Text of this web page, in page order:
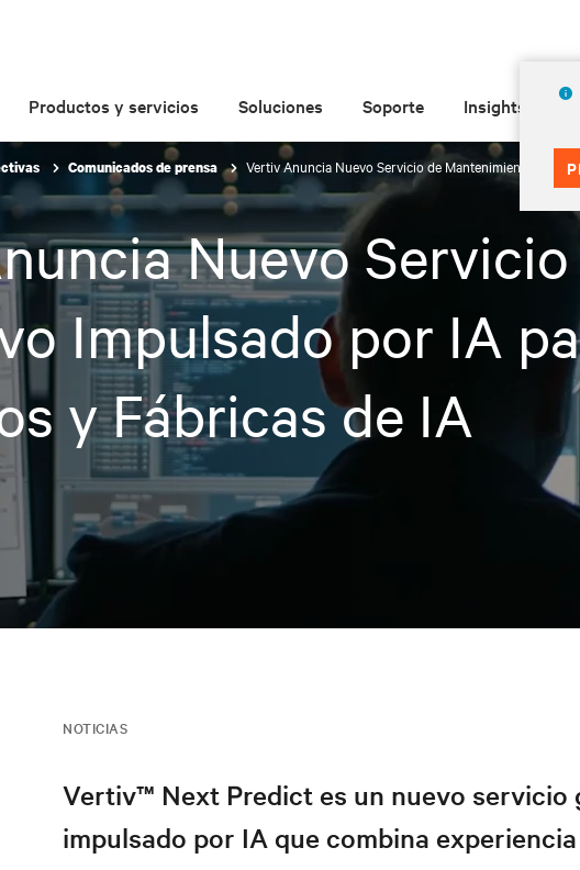
Productos y servicios Soluciones Soporte Insights
Comunicados de prensa Vertiv Anuncia Nuevo Servicio de Mantenimiento
Nuevo
Impulsado por IA
y Fábricas de IA
NOTICIAS
Vertiv™ Next Predict es un nuevo servicio
impulsado por IA que combina